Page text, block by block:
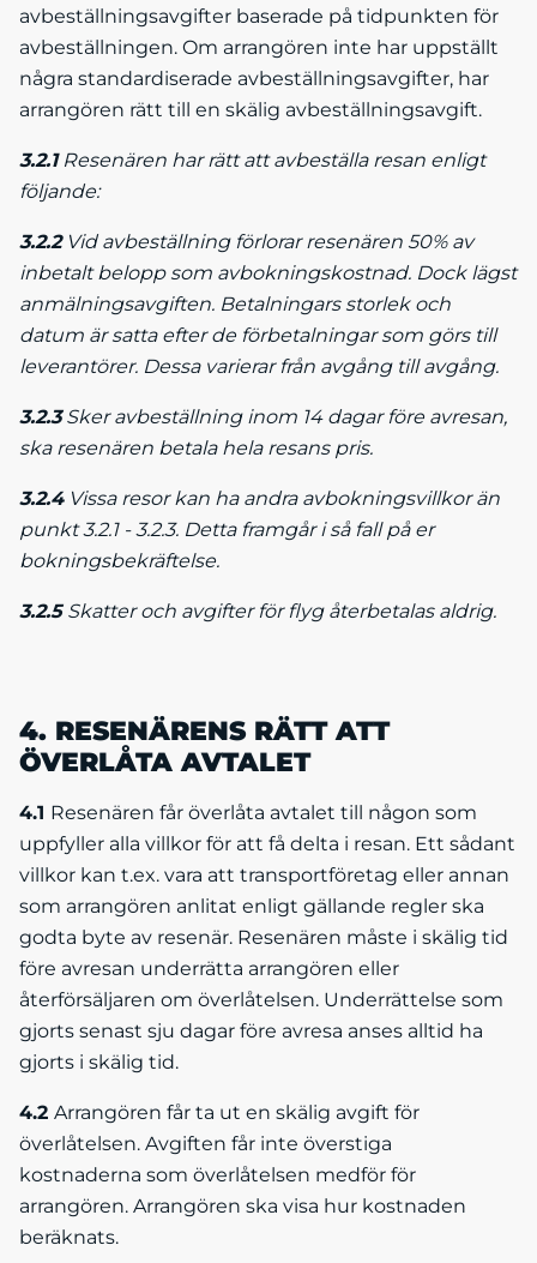
avbeställningsavgifter baserade på tidpunkten för
avbeställningen. Om arrangören inte har uppställt
några standardiserade avbeställnings­avgifter, har
arrangören rätt till en skälig avbeställningsavgift.
3.2.1Resenären har rätt att avbeställa resan enligt
följande:
3.2.2Vid avbeställning förlorar resenären 50% av
inbetalt belopp som avbokningskostnad. Dock lägst
anmälningsavgiften. Betalningars storlek och
datum är satta efter de förbetalningar som görs till
leverantörer. Dessa varierar från avgång till avgång.
3.2.3Sker avbeställning inom 14 dagar före avresan,
ska resenären betala hela resans pris.
3.2.4Vissa resor kan ha andra avbokningsvillkor än
punkt 3.2.1 - 3.2.3. Detta framgår i så fall på er
bokningsbekräftelse.
3.2.5Skatter och avgifter för flyg återbetalas aldrig.
4. RESENÄRENS RÄTT ATT
ÖVERLÅTA AVTALET
4.1 Resenären får överlåta avtalet till någon som
uppfyller alla villkor för att få delta i resan. Ett sådant
villkor kan t.ex. vara att transportföretag eller annan
som arrangören anlitat enligt gällande regler ska
godta byte av resenär. Resenären måste i skälig tid
före avresan underrätta arrangören eller
återförsäljaren om överlåtelsen. Underrättelse som
gjorts senast sju dagar före avresa anses alltid ha
gjorts i skälig tid.
4.2 Arrangören får ta ut en skälig avgift för
överlåtelsen. Avgiften får inte överstiga
kostnaderna som överlåtelsen medför för
arrangören. Arrangören ska visa hur kostnaden
beräknats.